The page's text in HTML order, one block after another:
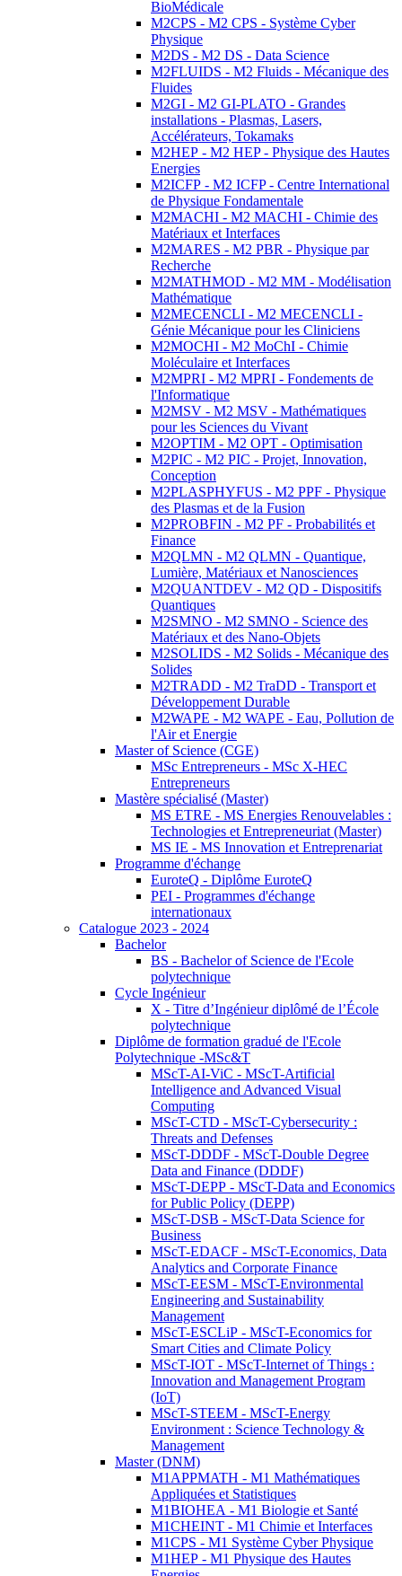
BioMédicale
M2CPS - M2 CPS - Système Cyber
Physique
M2DS - M2 DS - Data Science
M2FLUIDS - M2 Fluids - Mécanique des
Fluides
M2GI - M2 GI-PLATO - Grandes
installations - Plasmas, Lasers,
Accélérateurs, Tokamaks
M2HEP - M2 HEP - Physique des Hautes
Energies
M2ICFP - M2 ICFP - Centre International
de Physique Fondamentale
M2MACHI - M2 MACHI - Chimie des
Matériaux et Interfaces
M2MARES - M2 PBR - Physique par
Recherche
M2MATHMOD - M2 MM - Modélisation
Mathématique
M2MECENCLI - M2 MECENCLI -
Génie Mécanique pour les Cliniciens
M2MOCHI - M2 MoChI - Chimie
Moléculaire et Interfaces
M2MPRI - M2 MPRI - Fondements de
l'Informatique
M2MSV - M2 MSV - Mathématiques
pour les Sciences du Vivant
M2OPTIM - M2 OPT - Optimisation
M2PIC - M2 PIC - Projet, Innovation,
Conception
M2PLASPHYFUS - M2 PPF - Physique
des Plasmas et de la Fusion
M2PROBFIN - M2 PF - Probabilités et
Finance
M2QLMN - M2 QLMN - Quantique,
Lumière, Matériaux et Nanosciences
M2QUANTDEV - M2 QD - Dispositifs
Quantiques
M2SMNO - M2 SMNO - Science des
Matériaux et des Nano-Objets
M2SOLIDS - M2 Solids - Mécanique des
Solides
M2TRADD - M2 TraDD - Transport et
Développement Durable
M2WAPE - M2 WAPE - Eau, Pollution de
l'Air et Energie
Master of Science (CGE)
MSc Entrepreneurs - MSc X-HEC
Entrepreneurs
Mastère spécialisé (Master)
MS ETRE - MS Energies Renouvelables :
Technologies et Entrepreneuriat (Master)
MS IE - MS Innovation et Entreprenariat
Programme d'échange
EuroteQ - Diplôme EuroteQ
PEI - Programmes d'échange
internationaux
Catalogue 2023 - 2024
Bachelor
BS - Bachelor of Science de l'Ecole
polytechnique
Cycle Ingénieur
X - Titre d’Ingénieur diplômé de l’École
polytechnique
Diplôme de formation gradué de l'Ecole
Polytechnique -MSc&T
MScT-AI-ViC - MScT-Artificial
Intelligence and Advanced Visual
Computing
MScT-CTD - MScT-Cybersecurity :
Threats and Defenses
MScT-DDDF - MScT-Double Degree
Data and Finance (DDDF)
MScT-DEPP - MScT-Data and Economics
for Public Policy (DEPP)
MScT-DSB - MScT-Data Science for
Business
MScT-EDACF - MScT-Economics, Data
Analytics and Corporate Finance
MScT-EESM - MScT-Environmental
Engineering and Sustainability
Management
MScT-ESCLiP - MScT-Economics for
Smart Cities and Climate Policy
MScT-IOT - MScT-Internet of Things :
Innovation and Management Program
(IoT)
MScT-STEEM - MScT-Energy
Environment : Science Technology &
Management
Master (DNM)
M1APPMATH - M1 Mathématiques
Appliquées et Statistiques
M1BIOHEA - M1 Biologie et Santé
M1CHEINT - M1 Chimie et Interfaces
M1CPS - M1 Système Cyber Physique
M1HEP - M1 Physique des Hautes